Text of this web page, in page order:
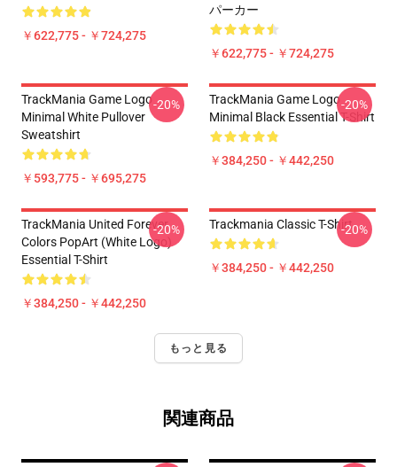
￥622,775 - ￥724,275
パーカー
￥622,775 - ￥724,275
TrackMania Game Logo
Minimal White Pullover
Sweatshirt
￥593,775 - ￥695,275
-20%
TrackMania Game Logo
Minimal Black Essential T-Shirt
￥384,250 - ￥442,250
-20%
TrackMania United Forever
Colors PopArt (White Logo)
Essential T-Shirt
￥384,250 - ￥442,250
-20% Trackmania Classic T-Shirt
￥384,250 - ￥442,250
-20%
もっと見る
関連商品